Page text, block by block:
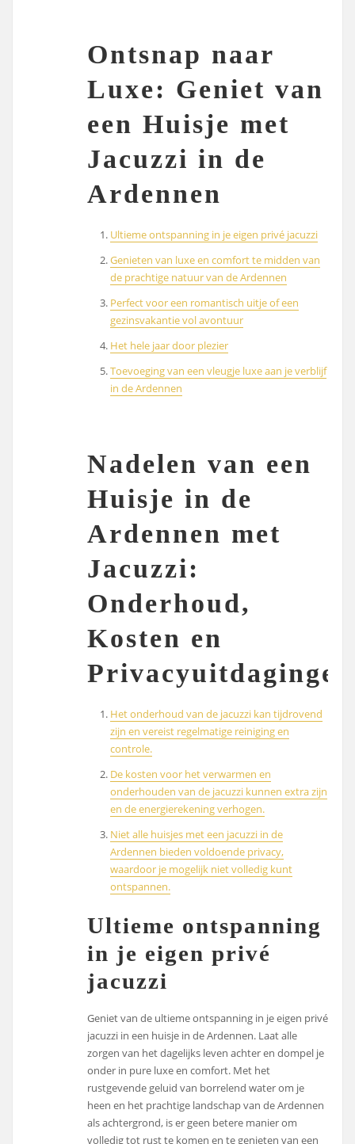
Ontsnap naar
Luxe: Geniet van
een Huisje met
Jacuzzi in de
Ardennen
Ultieme ontspanning in je eigen privé jacuzzi
Genieten van luxe en comfort te midden van
de prachtige natuur van de Ardennen
Perfect voor een romantisch uitje of een
gezinsvakantie vol avontuur
Het hele jaar door plezier
Toevoeging van een vleugje luxe aan je verblijf
in de Ardennen
Nadelen van een
Huisje in de
Ardennen met
Jacuzzi:
Onderhoud,
Kosten en
Privacyuitdagingen
Het onderhoud van de jacuzzi kan tijdrovend
zijn en vereist regelmatige reiniging en
controle.
De kosten voor het verwarmen en
onderhouden van de jacuzzi kunnen extra zijn
en de energierekening verhogen.
Niet alle huisjes met een jacuzzi in de
Ardennen bieden voldoende privacy,
waardoor je mogelijk niet volledig kunt
ontspannen.
Ultieme ontspanning
in je eigen privé
jacuzzi
Geniet van de ultieme ontspanning in je eigen privé
jacuzzi in een huisje in de Ardennen. Laat alle
zorgen van het dagelijks leven achter en dompel je
onder in pure luxe en comfort. Met het
rustgevende geluid van borrelend water om je
heen en het prachtige landschap van de Ardennen
als achtergrond, is er geen betere manier om
volledig tot rust te komen en te genieten van een